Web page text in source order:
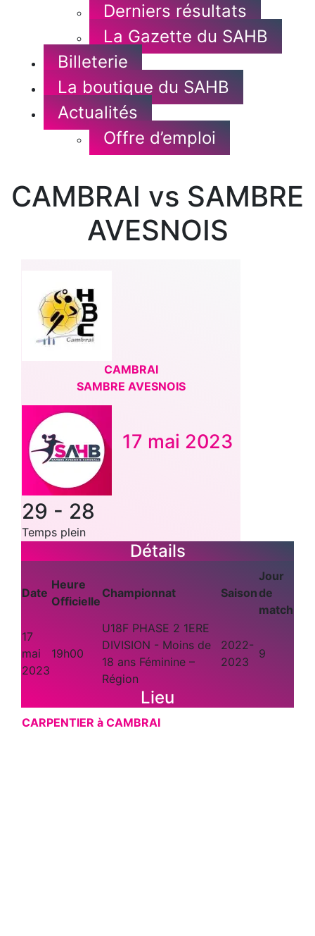
Derniers résultats
La Gazette du SAHB
Billeterie
La boutique du SAHB
Actualités
Offre d’emploi
CAMBRAI vs SAMBRE
AVESNOIS
CAMBRAI
SAMBRE AVESNOIS
17 mai 2023
29 - 28
Temps plein
Détails
Date
Heure
Officielle
Championnat Saison
Jour
de
match
17
mai
2023
19h00
U18F PHASE 2 1ERE
DIVISION - Moins de
18 ans Féminine –
Région
2022-
2023
9
Lieu
CARPENTIER à CAMBRAI